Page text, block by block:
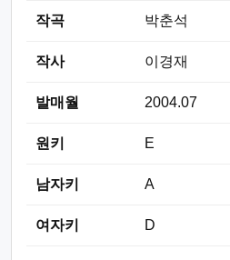
작곡 박춘석
작사 이경재
발매월 2004.07
원키 E
남자키 A
여자키 D